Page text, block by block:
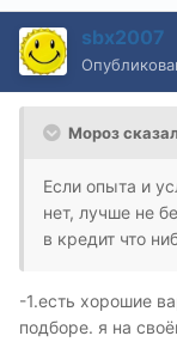
sbx2007
Мороз
Если опыта и
нет, лучше не
в кредит что
-1.есть хорошие
подборе. я на